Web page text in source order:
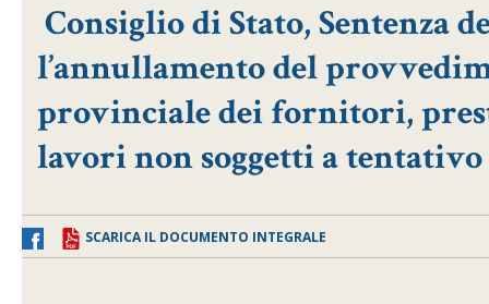
Consiglio di Stato, Sentenza
l’annullamento del
provinciale dei fornitori,
lavori non soggetti a
SCARICA IL DOCUMENTO INTEGRALE